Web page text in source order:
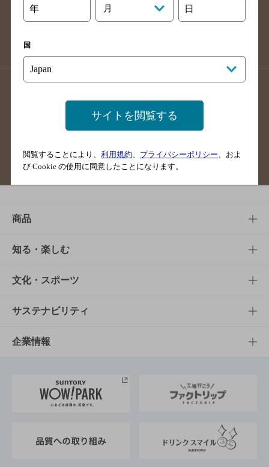
大分県のバー検索
熊本県のバー検索
掲載店舗様ログイン
サイトマップ ご意見・ご感想
商品
商品TOP
商品一覧
商品発売情報
栄養成分一覧
知る・楽しむ
知る・楽しむTOP
キャンペーン
工場見学
地域情報
文化・スポーツ
文化・スポーツTOP
サントリーホール
サントリーサンバーズ大阪
サステナビリティ
サステナビリティTOP
サントリーが考えるサステナビリティ経営
企業情報
企業概要
年 月 日
国
サイトを閲覧する
閲覧することにより、 利用規約 プライバシーポリシー 、およ
び Cookie の使用に同意したことになります。